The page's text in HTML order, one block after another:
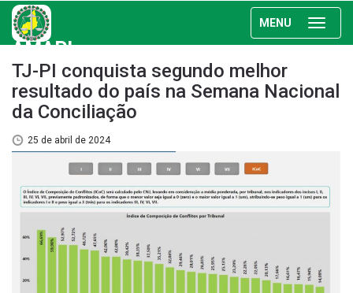
MENU
AMAPI
TJ-PI conquista segundo melhor
resultado do país na Semana Nacional
da Conciliação
25 de abril de 2024